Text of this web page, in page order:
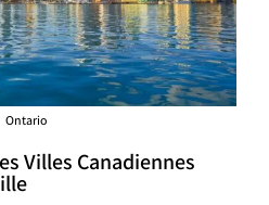
Ontario
Villes Canadiennes